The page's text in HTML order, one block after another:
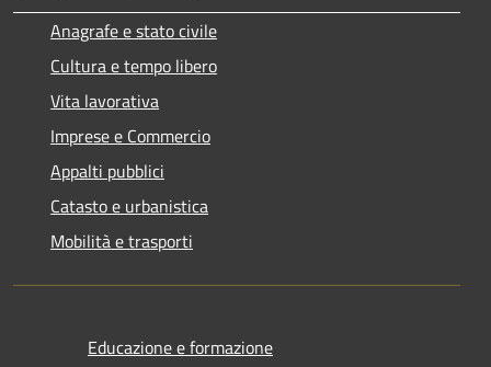
Anagrafe e stato civile
Cultura e tempo libero
Vita lavorativa
Imprese e Commercio
Appalti pubblici
Catasto e urbanistica
Mobilità e trasporti
Educazione e formazione